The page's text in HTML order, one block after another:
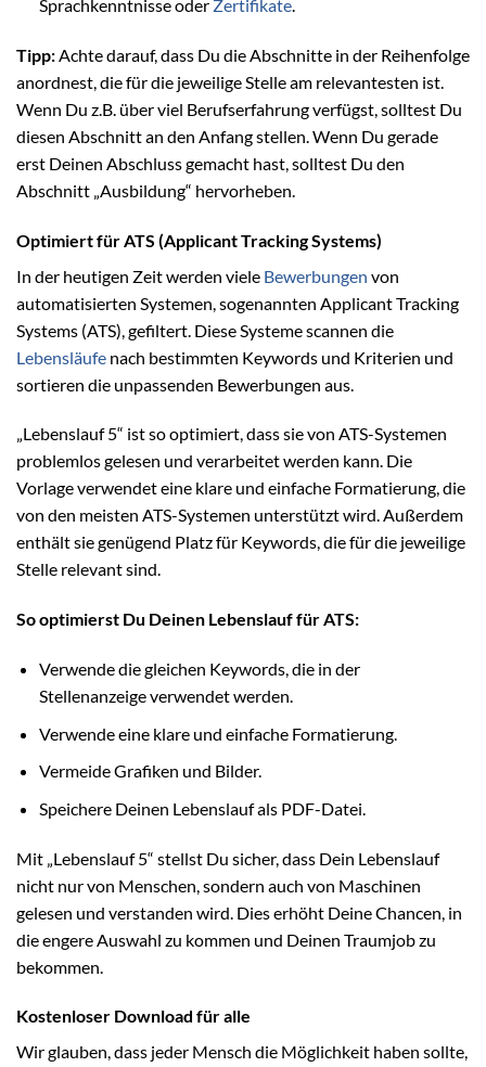
Sprachkenntnisse oder Zertifikate.
Tipp: Achte darauf, dass Du die Abschnitte in der Reihenfolge
anordnest, die für die jeweilige Stelle am relevantesten ist.
Wenn Du z.B. über viel Berufserfahrung verfügst, solltest Du
diesen Abschnitt an den Anfang stellen. Wenn Du gerade
erst Deinen Abschluss gemacht hast, solltest Du den
Abschnitt „Ausbildung“ hervorheben.
Optimiert für ATS (Applicant Tracking Systems)
In der heutigen Zeit werden viele Bewerbungen von
automatisierten Systemen, sogenannten Applicant Tracking
Systems (ATS), gefiltert. Diese Systeme scannen die
Lebensläufe nach bestimmten Keywords und Kriterien und
sortieren die unpassenden Bewerbungen aus.
„Lebenslauf 5“ ist so optimiert, dass sie von ATS-Systemen
problemlos gelesen und verarbeitet werden kann. Die
Vorlage verwendet eine klare und einfache Formatierung, die
von den meisten ATS-Systemen unterstützt wird. Außerdem
enthält sie genügend Platz für Keywords, die für die jeweilige
Stelle relevant sind.
So optimierst Du Deinen Lebenslauf für ATS:
Verwende die gleichen Keywords, die in der
Stellenanzeige verwendet werden.
Verwende eine klare und einfache Formatierung.
Vermeide Grafiken und Bilder.
Speichere Deinen Lebenslauf als PDF-Datei.
Mit „Lebenslauf 5“ stellst Du sicher, dass Dein Lebenslauf
nicht nur von Menschen, sondern auch von Maschinen
gelesen und verstanden wird. Dies erhöht Deine Chancen, in
die engere Auswahl zu kommen und Deinen Traumjob zu
bekommen.
Kostenloser Download für alle
Wir glauben, dass jeder Mensch die Möglichkeit haben sollte,